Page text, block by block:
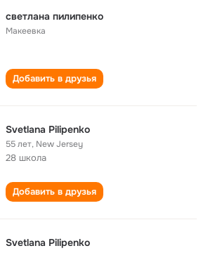
светлана пилипенко
Макеевка
Добавить в друзья
Svetlana Pilipenko
55 лет, New Jersey
28 школа
Добавить в друзья
Svetlana Pilipenko